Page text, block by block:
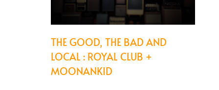
THE GOOD, THE BAD AND
LOCAL : ROYAL CLUB +
MOONANKID